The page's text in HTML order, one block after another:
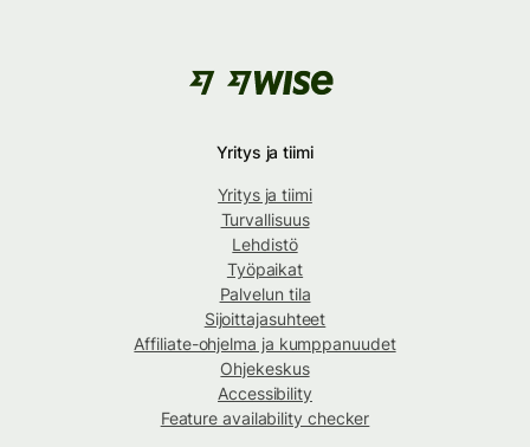
Yritys ja tiimi
Yritys ja tiimi
Turvallisuus
Lehdistö
Työpaikat
Palvelun tila
Sijoittajasuhteet
Affiliate-ohjelma ja kumppanuudet
Ohjekeskus
Accessibility
Feature availability checker